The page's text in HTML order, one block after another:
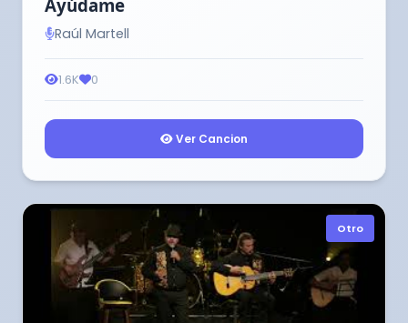
Ayúdame
Raúl Martell
1.6K 0
Ver Cancion
Otro